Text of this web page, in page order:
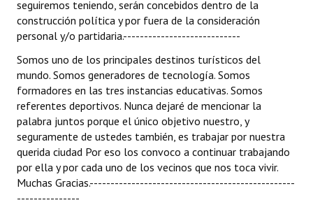
seguiremos teniendo, serán concebidos dentro de la
construcción política y por fuera de la consideración
personal y/o partidaria.----------------------------
Somos uno de los principales destinos turísticos del
mundo. Somos generadores de tecnología. Somos
formadores en las tres instancias educativas. Somos
referentes deportivos. Nunca dejaré de mencionar la
palabra juntos porque el único objetivo nuestro, y
seguramente de ustedes también, es trabajar por nuestra
querida ciudad Por eso los convoco a continuar trabajando
por ella y por cada uno de los vecinos que nos toca vivir.
Muchas Gracias.-------------------------------------------------
---------------